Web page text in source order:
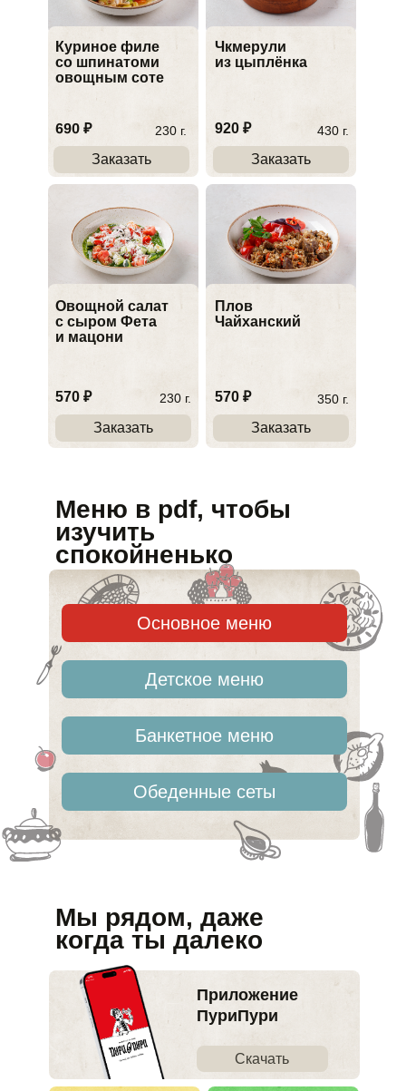
Куриное филе
со шпинатоми
овощным соте
690 ₽ 230 г. 920 ₽
Овощной салат
с сыром Фета
и мацони
Плов
Чайханский
570₽ 350 г.
230 г.
430 г.
570 ₽
Чкмерули
из цыплёнка
Заказать
Заказать
Заказать
Заказать
Основное меню
Детское меню
Банкетное меню
Обеденные сеты
Меню в pdf, чтобы
изучить
спокойненько
Приложение
ПуриПури
Скачать
Мы рядом, даже
когда ты далеко